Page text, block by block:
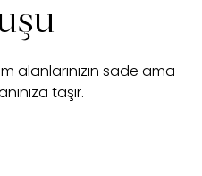
alanlarınızın sade ama
taşır.